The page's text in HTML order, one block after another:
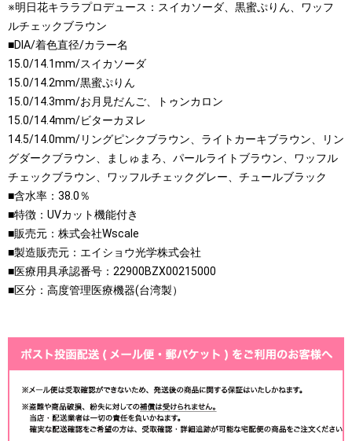
※明日花キララプロデュース：スイカソーダ、黒蜜ぷりん、ワッフ
ルチェックブラウン
■DIA/着色直径/カラー名
15.0/14.1mm/スイカソーダ
15.0/14.2mm/黒蜜ぷりん
15.0/14.3mm/お月見だんご、トゥンカロン
15.0/14.4mm/ビターカヌレ
14.5/14.0mm/リングピンクブラウン、ライトカーキブラウン、リン
グダークブラウン、ましゅまろ、パールライトブラウン、ワッフル
チェックブラウン、ワッフルチェックグレー、チュールブラック
■含水率：38.0％
■特徴：UVカット機能付き
■販売元：株式会社Wscale
■製造販売元：エイショウ光学株式会社
■医療用具承認番号：22900BZX00215000
■区分：高度管理医療機器(台湾製）